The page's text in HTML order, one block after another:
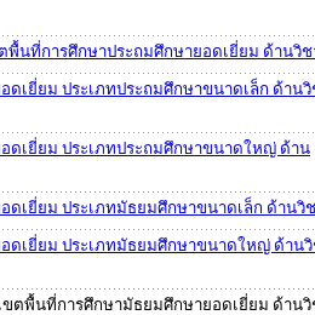
พื้นที่การศึกษาประถมศึกษายอดเยี่ยม ด้านวิช
ดเยี่ยม ประเภทประถมศึกษาขนาดเล็ก ด้านวิ
ดเยี่ยม ประเภทประถมศึกษาขนาดใหญ่ ด้าน
ดเยี่ยม ประเภทมัธยมศึกษาขนาดเล็ก ด้านวิ
ดเยี่ยม ประเภทมัธยมศึกษาขนาดใหญ่ ด้านวิ
ขตพื้นที่การศึกษามัธยมศึกษายอดเยี่ยม ด้านวิ